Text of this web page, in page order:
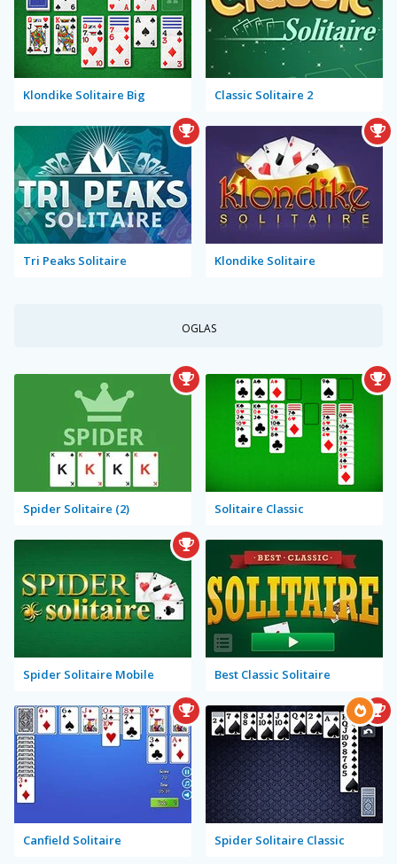
Klondike Solitaire Big Classic Solitaire 2
Tri Peaks Solitaire Klondike Solitaire
OGLAS
Spider Solitaire (2) Solitaire Classic
Spider Solitaire Mobile Best Classic Solitaire
Canfield Solitaire Spider Solitaire Classic